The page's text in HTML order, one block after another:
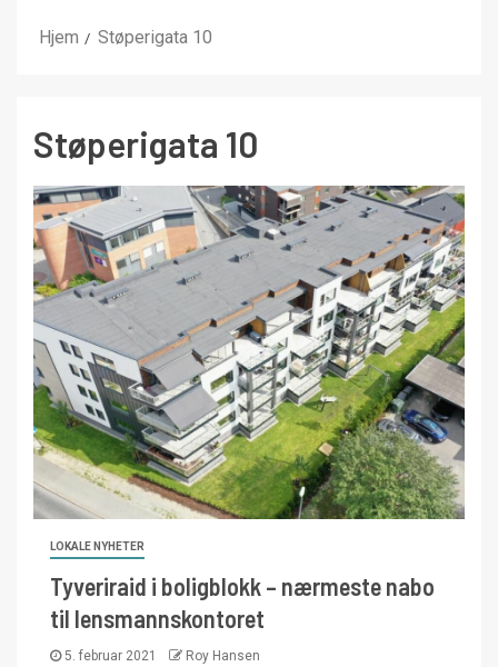
Hjem Støperigata 10
Støperigata 10
LOKALE NYHETER
Tyveriraid i boligblokk – nærmeste nabo
til lensmannskontoret
5. februar 2021 Roy Hansen